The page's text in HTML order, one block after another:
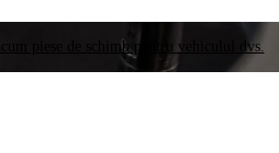
piese de schimb pentru vehiculul dvs.